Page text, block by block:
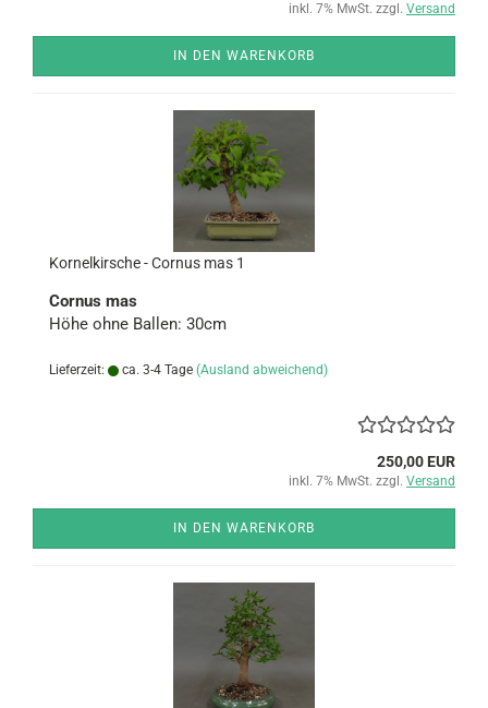
inkl. 7% MwSt. zzgl. Versand
IN DEN WARENKORB
Kor­nel­kir­sche - Cor­nus mas 1
Cor­nus mas
Höhe ohne Bal­len: 30cm
Lieferzeit: ca. 3-4 Tage (Ausland abweichend)
250,00 EUR
inkl. 7% MwSt. zzgl. Versand
IN DEN WARENKORB